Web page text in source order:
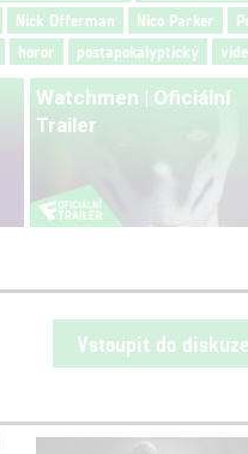
Nick Offerman Nico Parker
horor postapokalyptický
Watchmen | Oficiální
Trailer
Vstoupit do diskuze